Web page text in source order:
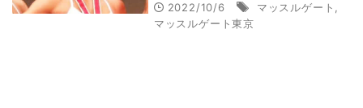
2022/10/6 マッスルゲート
マッスルゲート東京